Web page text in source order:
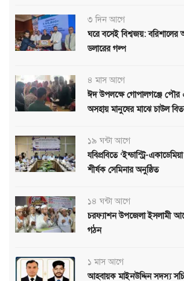
৩ দিন আগে
ঘরে বসেই বিশ্বজয়: বরিশালের
ডলারের গল্প
৪ মাস আগে
ঈদ উপলক্ষে গোপালগঞ্জে পৌর
অসহায় মানুষের মাঝে চাউল
১৯ ঘন্টা আগে
যবিপ্রবিতে ‘ইন্ডাস্ট্রি-
শীর্ষক সেমিনার অনুষ্ঠিত
১৪ ঘন্টা আগে
চরফ্যাশন উপজেলা ইসলামী
গঠন
১ মাস আগে
আহবায়ক মাইনউদ্দিন সদস্য